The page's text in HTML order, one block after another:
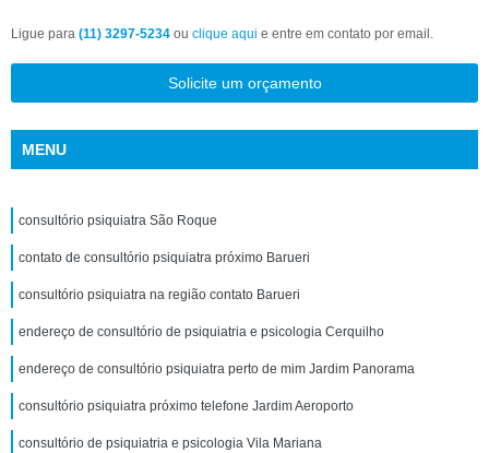
Ligue para (11) 3297-5234 ou clique aqui e entre em contato por email.
Solicite um orçamento
MENU
consultório psiquiatra São Roque
contato de consultório psiquiatra próximo Barueri
consultório psiquiatra na região contato Barueri
endereço de consultório de psiquiatria e psicologia Cerquilho
endereço de consultório psiquiatra perto de mim Jardim Panorama
consultório psiquiatra próximo telefone Jardim Aeroporto
consultório de psiquiatria e psicologia Vila Mariana